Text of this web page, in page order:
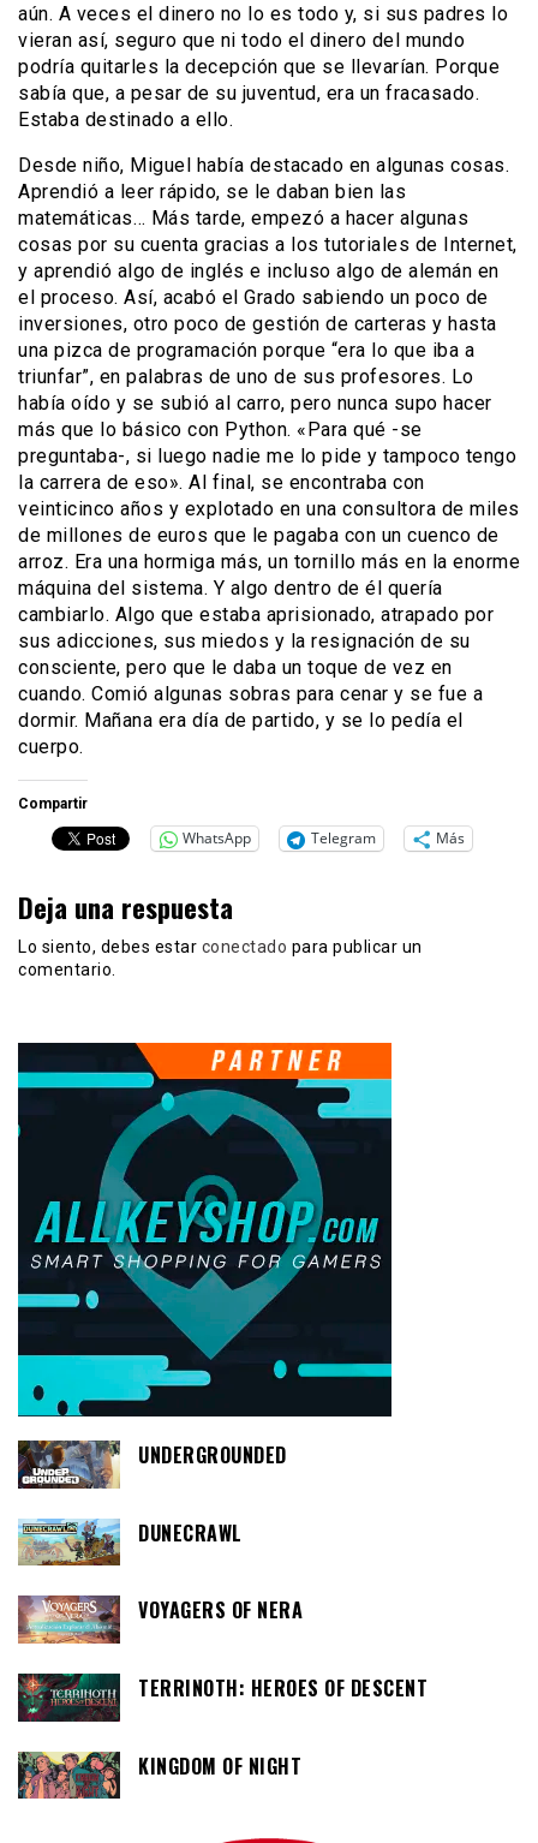
aún. A veces el dinero no lo es todo y, si sus padres lo
vieran así, seguro que ni todo el dinero del mundo
podría quitarles la decepción que se llevarían. Porque
sabía que, a pesar de su juventud, era un fracasado.
Estaba destinado a ello.
Desde niño, Miguel había destacado en algunas cosas.
Aprendió a leer rápido, se le daban bien las
matemáticas… Más tarde, empezó a hacer algunas
cosas por su cuenta gracias a los tutoriales de Internet,
y aprendió algo de inglés e incluso algo de alemán en
el proceso. Así, acabó el Grado sabiendo un poco de
inversiones, otro poco de gestión de carteras y hasta
una pizca de programación porque “era lo que iba a
triunfar”, en palabras de uno de sus profesores. Lo
había oído y se subió al carro, pero nunca supo hacer
más que lo básico con Python. «Para qué -se
preguntaba-, si luego nadie me lo pide y tampoco tengo
la carrera de eso». Al final, se encontraba con
veinticinco años y explotado en una consultora de miles
de millones de euros que le pagaba con un cuenco de
arroz. Era una hormiga más, un tornillo más en la enorme
máquina del sistema. Y algo dentro de él quería
cambiarlo. Algo que estaba aprisionado, atrapado por
sus adicciones, sus miedos y la resignación de su
consciente, pero que le daba un toque de vez en
cuando. Comió algunas sobras para cenar y se fue a
dormir. Mañana era día de partido, y se lo pedía el
cuerpo.
Compartir
WhatsApp Telegram Más
Deja una respuesta
Lo siento, debes estar conectado para publicar un
comentario.
UNDERGROUNDED
DUNECRAWL
VOYAGERS OF NERA
TERRINOTH: HEROES OF DESCENT
KINGDOM OF NIGHT